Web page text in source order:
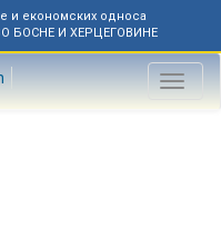
и економских односа
БОСНЕ И ХЕРЦЕГОВИНЕ
Toggle